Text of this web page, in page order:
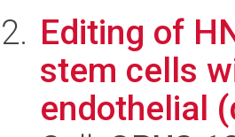
Editing of
stem cells
endothelial